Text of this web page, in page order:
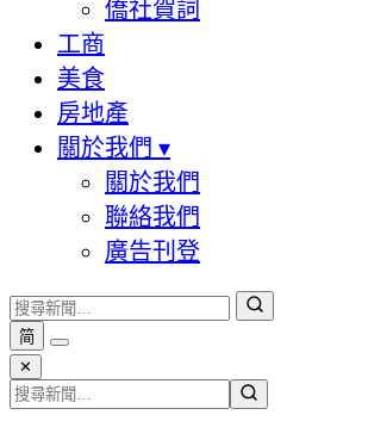
僑社賀詞
工商
美食
房地產
關於我們 ▾
關於我們
聯絡我們
廣告刊登
简
✕